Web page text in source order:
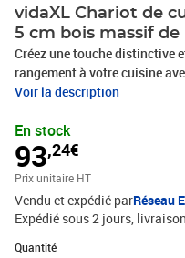
vidaXL Chariot de
5 cm bois massif de
Créez une touche distinctive
rangement à votre cuisine
Matériau durable : le bois de
confèrent son aspect
pin massif, ce chariot de
robuste. Grand espace de rangement : ce chariot à légumes est
conçu avec un tiroir et 3
espace de rangement pour
livres de cuisine et d'autres
bois et les crochets
Voir la description
En stock
93,24€
Prix unitaire HT
Vendu et expédié parRéseau
Expédié sous 2 jours
Quantité
Quantité : 1